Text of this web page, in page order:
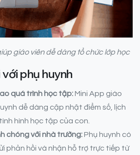
giáo viên dễ dàng tổ chức lớp học
phụ huynh
quá trình học tập:Mini App giáo
dễ dàng cập nhật điểm số, lịch
hình học tập của con.
chóng với nhà trường:Phụ huynh có
phản hồi và nhận hỗ trợ trực tiếp từ